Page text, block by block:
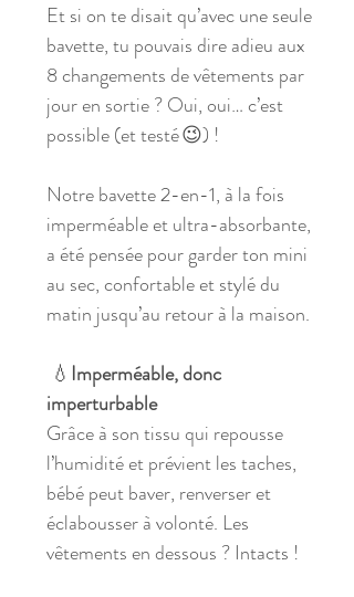
Et si on te disait qu’avec une seule
bavette, tu pouvais dire adieu aux
8 changements de vêtements par
jour en sortie ? Oui, oui… c’est
possible (et testé 😉) !
Notre bavette 2-en-1, à la fois
imperméable et ultra-absorbante,
a été pensée pour garder ton mini
au sec, confortable et stylé du
matin jusqu’au retour à la maison.
💧 Imperméable, donc
imperturbable
Grâce à son tissu qui repousse
l’humidité et prévient les taches,
bébé peut baver, renverser et
éclabousser à volonté. Les
vêtements en dessous ? Intacts !